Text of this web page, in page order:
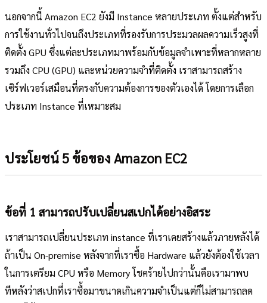
นอกจากนี้ Amazon EC2 ยังมี Instance หลายประเภท ตั้งแต่สำหรับ
การใช้งานทั่วไปจนถึงประเภทที่รองรับการประมวลผลความเร็วสูงที่
ติดตั้ง GPU ซึ่งแต่ละประเภทมาพร้อมกับข้อมูลจำเพาะที่หลากหลาย
รวมถึง CPU (GPU) และหน่วยความจำที่ติดตั้ง เราสามารถสร้าง
เซิร์ฟเวอร์เสมือนที่ตรงกับความต้องการของตัวเองได้ โดยการเลือก
ประเภท Instance ที่เหมาะสม
ประโยชน์ 5 ข้อของ Amazon EC2
ข้อที่ 1 สามารถปรับเปลี่ยนสเปกได้อย่างอิสระ
เราสามารถเปลี่ยนประเภท instance ที่เราเคยสร้างแล้วภายหลังได้
ถ้าเป็น On-premise หลังจากที่เราซื้อ Hardware แล้วยังต้องใช้เวลา
ในการเตรียม CPU หรือ Memory โชคร้ายไปกว่านั้นคือเรามาพบ
ทีหลังว่าสเปกที่เราซื้อมาขนาดเกินความจำเป็นแต่ก็ไม่สามารถลด